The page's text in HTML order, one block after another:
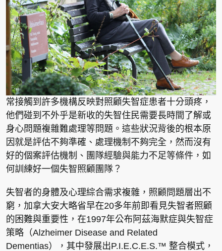
常接觸到許多機構反映對照顧失智症患者十分頭疼，
他們碰到不外乎是新收的失智住民需要長時間了解或
身心問題複雜難處理等問題。這些狀況背後的根本原
因就是評估不夠準確、處理機制不夠完全，然而沒有
好的個案評估機制、團隊經驗與能力不足等條件，如
何訓練好一個失智照顧團隊？
失智者的身體及心理綜合需求複雜，照顧問題層出不
窮，加拿大安大略省早在20多年前即看見失智者照顧
的困難與重要性，在1997年公布阿茲海默症與失智症
策略（Alzheimer Disease and Related
Dementias），其中發展出P.I.E.C.E.S.™ 整合模式，